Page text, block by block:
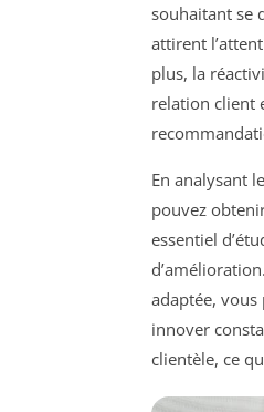
souhaitant se
attirent
plus, la
relation client
En analysant
pouvez
essentiel
adaptée,
innover
clientèle, ce